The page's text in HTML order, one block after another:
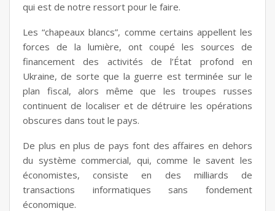
qui est de notre ressort pour le faire.
Les “chapeaux blancs”, comme certains appellent les
forces de la lumière, ont coupé les sources de
financement des activités de l’État profond en
Ukraine, de sorte que la guerre est terminée sur le
plan fiscal, alors même que les troupes russes
continuent de localiser et de détruire les opérations
obscures dans tout le pays.
De plus en plus de pays font des affaires en dehors
du système commercial, qui, comme le savent les
économistes, consiste en des milliards de
transactions informatiques sans fondement
économique.